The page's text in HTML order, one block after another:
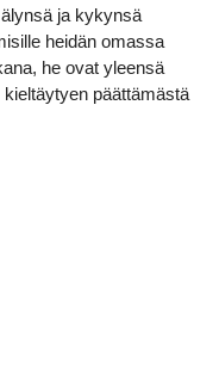
ja kykynsä
heidän omassa
he ovat yleensä
päättämästä